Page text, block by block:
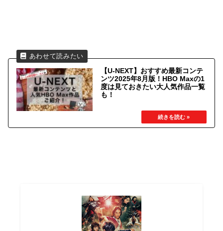
【U-NEXT】おすすめ最新コンテ
ンツ2025年8月版！HBO Maxの1
度は見ておきたい大人気作品一覧
も！